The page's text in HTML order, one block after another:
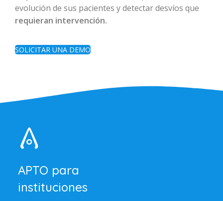
evolución de sus pacientes y detectar desvíos que
requieran intervención.
SOLICITAR UNA DEMO
APTO para
instituciones